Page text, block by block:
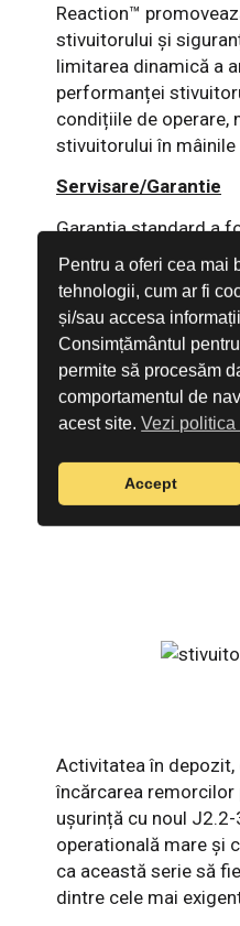
Pentru a oferi cea mai
tehnologii, cum ar fi
și/sau accesa
Consimțământul
permite să procesăm
comportamentul de
acest site.Vezi
Accept
Reaction™
stivuitorului și
limitarea dinamică a
performanței
condițiile de operare,
stivuitorului în mâinile
Servisare/Garantie
Garantia standard a
cu produsul anterior.
asemenea, în
Aplicații
Această serie de
extrem de rezistentă
mare varietate de
comerț, și industria
Activitatea în depozit,
încărcarea
ușurință cu noul
operatională mare și
ca această serie să
dintre cele mai